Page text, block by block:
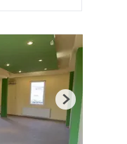
Next